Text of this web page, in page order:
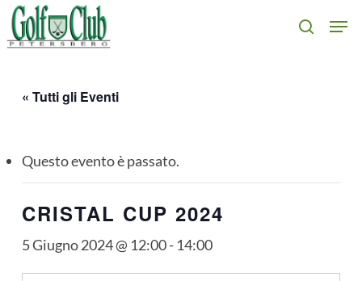
Skip
to
search
« Tutti gli Eventi
Questo evento è passato.
CRISTAL CUP 2024
5 Giugno 2024 @ 12:00- 14:00